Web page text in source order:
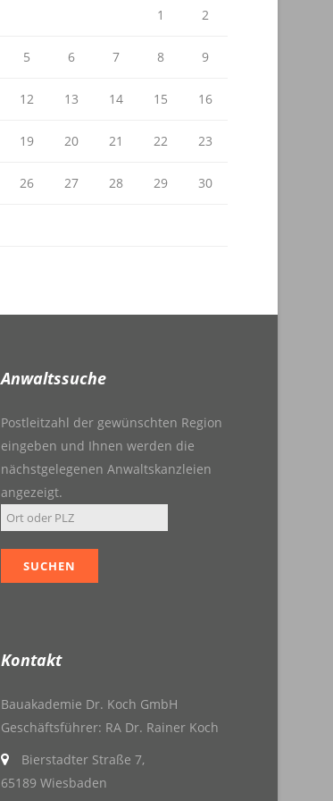
1 2
5 6 7 8 9
12 13 14 15 16
19 20 21 22 23
26 27 28 29 30
Anwaltssuche
Postleitzahl der gewünschten Region
eingeben und Ihnen werden die
nächstgelegenen Anwaltskanzleien
angezeigt.
Kontakt
Bauakademie Dr. Koch GmbH
Geschäftsführer: RA Dr. Rainer Koch
Bierstadter Straße 7,
65189 Wiesbaden